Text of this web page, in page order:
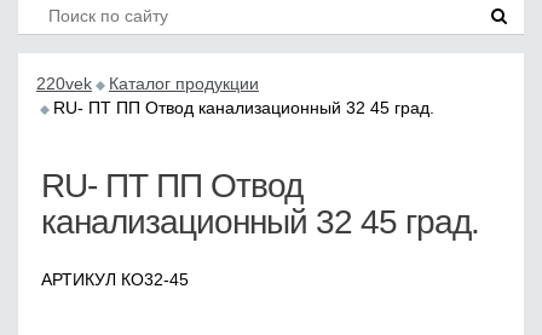
220vek
Каталог продукции
RU- ПТ ПП Отвод канализационный 32 45 град.
RU- ПТ ПП Отвод
канализационный 32 45 град.
АРТИКУЛ КО32-45